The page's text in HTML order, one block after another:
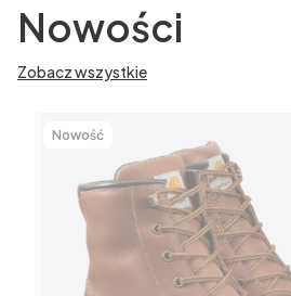
Nowości
Zobacz wszystkie
Nowość